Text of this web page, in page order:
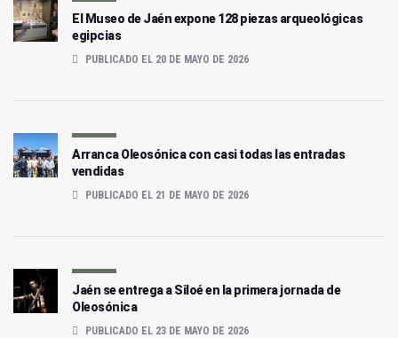
El Museo de Jaén expone 128 piezas arqueológicas
egipcias
PUBLICADO EL 20 DE MAYO DE 2026
Arranca Oleosónica con casi todas las entradas
vendidas
PUBLICADO EL 21 DE MAYO DE 2026
Jaén se entrega a Siloé en la primera jornada de
Oleosónica
PUBLICADO EL 23 DE MAYO DE 2026